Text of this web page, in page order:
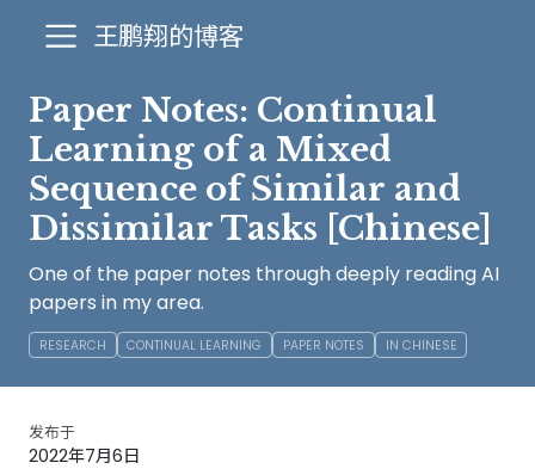
王鹏翔的博客
Paper Notes: Continual
Learning of a Mixed
Sequence of Similar and
Dissimilar Tasks [Chinese]
One of the paper notes through deeply reading AI
papers in my area.
RESEARCH CONTINUAL LEARNING PAPER NOTES IN CHINESE
发布于
2022年7月6日